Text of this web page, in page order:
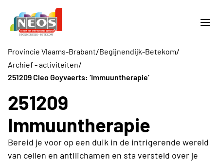
Provincie Vlaams-Brabant/Begijnendijk-Betekom/
Archief - activiteiten/
251209 Cleo Goyvaerts: ‘Immuuntherapie’
251209
Immuuntherapie
Bereid je voor op een duik in de intrigerende wereld
van cellen en antilichamen en sta versteld over je